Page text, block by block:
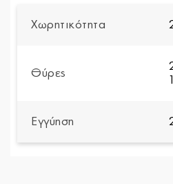
Χωρητικότητα
Θύρες
Εγγύηση